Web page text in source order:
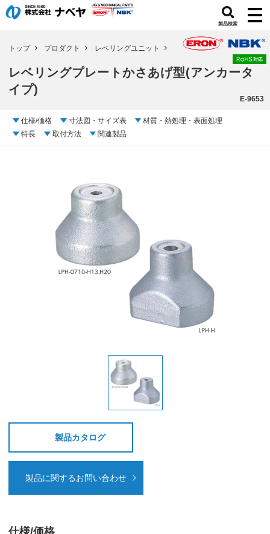
製品検索
トップ プロダクト レベリングユニット
レベリングプレートかさあげ型(アンカータ
イプ)
E-9653
仕様/価格 寸法図・サイズ表
材質・熱処理・表面処理
特長
取付方法 関連製品
製品カタログ
製品に関するお問い合わせ
仕様/価格